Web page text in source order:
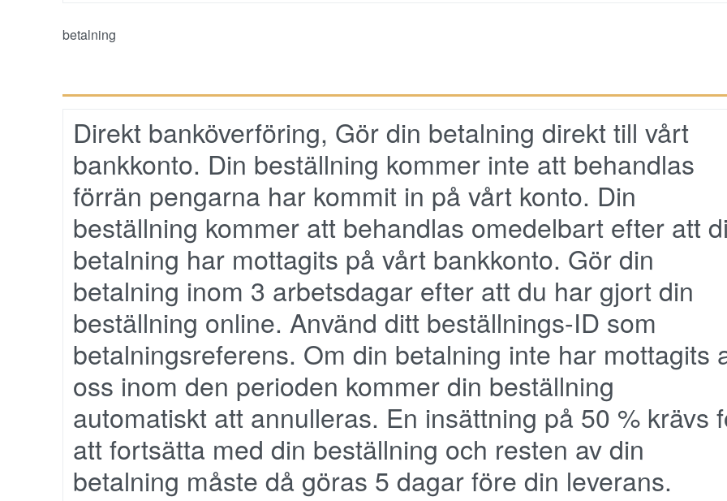
betalning
Direkt banköverföring, Gör din betalning direkt till vårt
bankkonto. Din beställning kommer inte att behandlas
förrän pengarna har kommit in på vårt konto. Din
beställning kommer att behandlas omedelbart efter att
betalning har mottagits på vårt bankkonto. Gör din
betalning inom 3 arbetsdagar efter att du har gjort din
beställning online. Använd ditt beställnings-ID som
betalningsreferens. Om din betalning inte har mottagits
oss inom den perioden kommer din beställning
automatiskt att annulleras. En insättning på 50 % krävs
att fortsätta med din beställning och resten av din
betalning måste då göras 5 dagar före din leverans.